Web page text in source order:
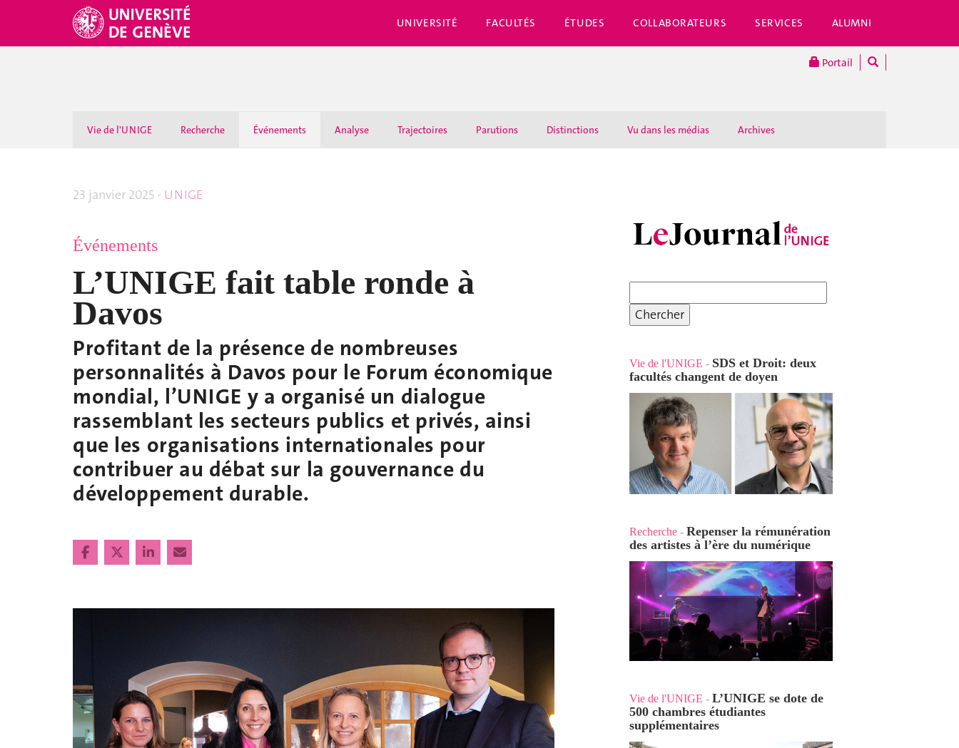
UNIVERSITÉ FACULTÉS ÉTUDES COLLABORATEURS SERVICES ALUMNI
Portail
Vie de l'UNIGE Recherche Événements Analyse Trajectoires Parutions Distinctions Vu dans les médias Archives
23 janvier 2025 - UNIGE
Événements
L’UNIGE fait table ronde à
Davos
Profitant de la présence de nombreuses
personnalités à Davos pour le Forum économique
mondial, l’UNIGE y a organisé un dialogue
rassemblant les secteurs publics et privés, ainsi
que les organisations internationales pour
contribuer au débat sur la gouvernance du
développement durable.
Vie de l'UNIGE - SDS et Droit: deux
facultés changent de doyen
Recherche - Repenser la rémunération
des artistes à l’ère du numérique
Vie de l'UNIGE - L’UNIGE se dote de
500 chambres étudiantes
supplémentaires